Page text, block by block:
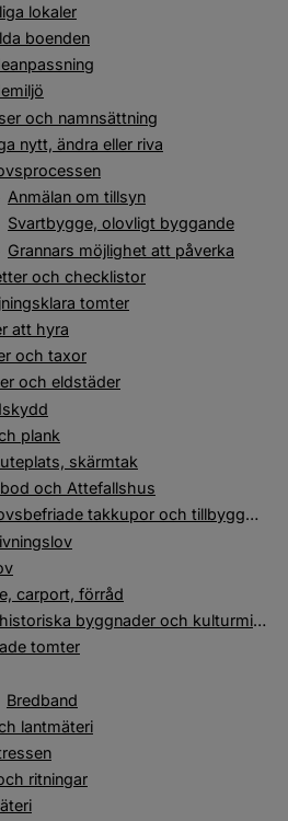
lokaler
boenden
och namnsättning
nytt, ändra eller riva
Anmälan om tillsyn
Svartbygge, olovligt byggande
Grannars möjlighet att påverka
och checklistor
tomter
att hyra
och taxor
och eldstäder
plank
skärmtak
och Attefallshus
Bygglovsbefriade takkupor och tillbyggnader
carport, förråd
Kulturhistoriska byggnader och kulturmiljöer
tomter
Bredband
lantmäteri
ritningar